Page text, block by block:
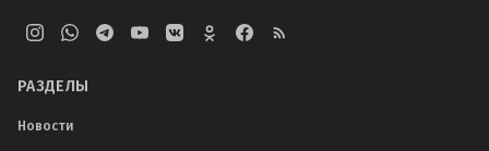
РАЗДЕЛЫ
Новости